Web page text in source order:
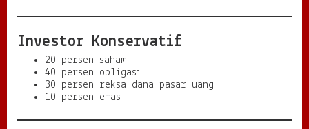
Investor Konservatif
20 persen saham
40 persen obligasi
30 persen reksa dana pasar uang
10 persen emas